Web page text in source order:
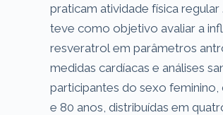
praticam atividade física
teve como objetivo avaliar a
resveratrol em parâmetros
medidas cardíacas e análises
participantes do sexo
e 80 anos, distribuídas em